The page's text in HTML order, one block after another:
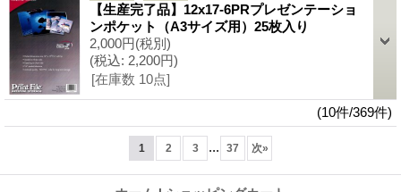
【生産完了品】12x17-6PRプレゼンテーショ
ンポケット（A3サイズ用）25枚入り
2,000円(税別)
(税込: 2,200円)
[在庫数 10点]
(10件/369件)
1 2 3 ... 37 次»